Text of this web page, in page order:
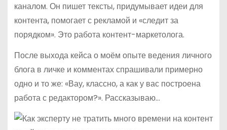
каналом. Он пишет тексты, придумывает идеи для
контента, помогает с рекламой и «следит за
порядком». Это работа контент-маркетолога.
После выхода кейса о моём опыте ведения личного
блога в личке и комментах спрашивали примерно
одно и то же: «Вау, классно, а как у вас построена
работа с редактором?». Рассказываю…